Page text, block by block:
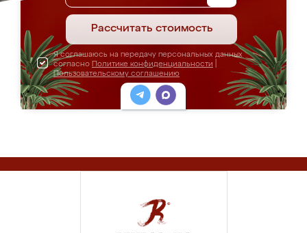
Рассчитать стоимость
Я соглашаюсь на передачу персональных данных
согласно Политике конфиденциальности
Пользовательскому соглашению